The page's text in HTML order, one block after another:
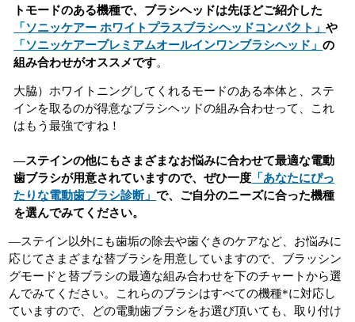
トモードのある機種で、ブラシヘッドは先ほどご紹介した
「ソニッケアー ホワイトプラスブラシヘッドコンパクト」や
「ソニッケアープレミアムオールインワンブラシヘッド」の
組み合わせがオススメです。
大脇）ホワイトニングしてくれるモードのある本体と、ステ
インを取るのが得意なブラシヘッドの組み合わせって、これ
はもう最強ですね！
―ステインの他にもさまざまなお悩みに合わせて最適な電動
歯ブラシが用意されていますので、ぜひ一度 「あなたにぴっ
たりな電動歯ブラシ診断」で、ご自分のニーズに合った機種
を選んでみてください。
―ステイン以外にも歯垢の除去や歯ぐきのケアなど、お悩みに
応じてさまざまな替ブラシを用意していますので、ブラッシン
グモードと替ブラシの最適な組み合わせを下のチャートから選
んでみてください。これらのブラシはすべての機種*に対応し
ていますので、どの電動歯ブラシをお選び頂いても、取り付け